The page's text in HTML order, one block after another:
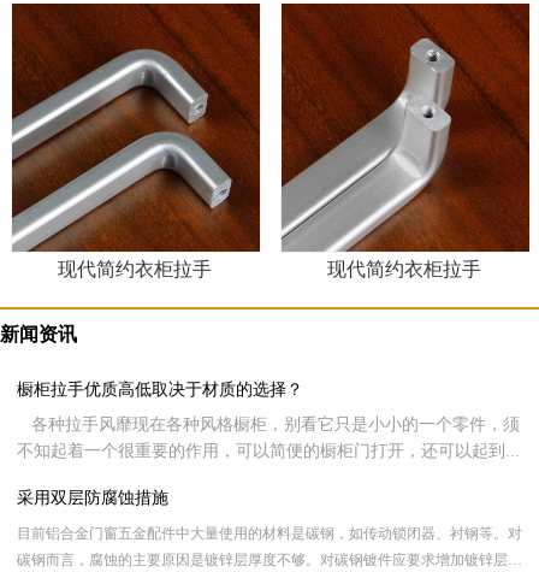
现代简约衣柜拉手 现代简约衣柜拉手
新闻资讯
橱柜拉手优质高低取决于材质的选择？
各种拉手风靡现在各种风格橱柜，别看它只是小小的一个零件，须
不知起着一个很重要的作用，可以简便的橱柜门打开，还可以起到装
质，同样现在很多用户可能都不知道该如何挑选，其实呢，橱柜拉手
好不好全看材质的选择，下面就让新虹光来跟大家分享一下橱柜拉手
材质的选择。
采用双层防腐蚀措施
目前铝合金门窗五金配件中大量使用的材料是碳钢，如传动锁闭器、衬钢等。对
碳钢而言，腐蚀的主要原因是镀锌层厚度不够。对碳钢镀件应要求增加镀锌层厚